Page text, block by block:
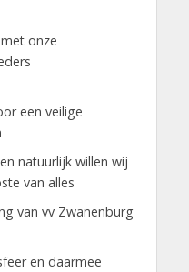
onze
een veilige
natuurlijk willen wij
van alles
van vv Zwanenburg
en daarmee